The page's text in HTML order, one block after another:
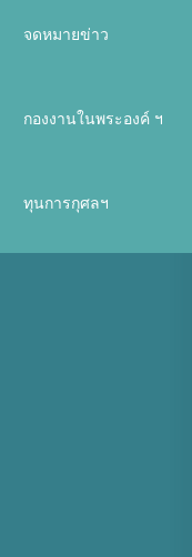
จดหมายข่าว
กองงานในพระองค์ ฯ
ทุนการกุศลฯ